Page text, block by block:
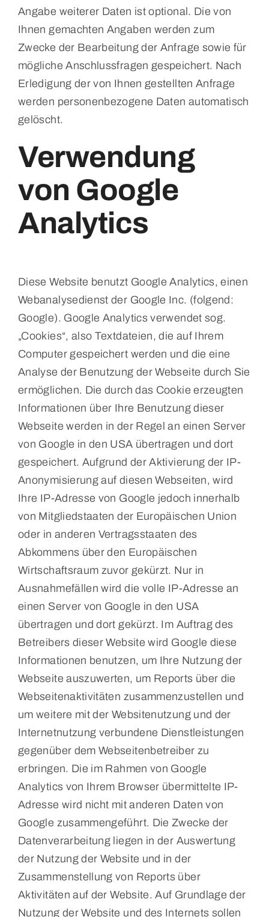
Angabe weiterer Daten ist optional. Die von
Ihnen gemachten Angaben werden zum
Zwecke der Bearbeitung der Anfrage sowie für
mögliche Anschlussfragen gespeichert. Nach
Erledigung der von Ihnen gestellten Anfrage
werden personenbezogene Daten automatisch
gelöscht.
Verwendung
von Google
Analytics
Diese Website benutzt Google Analytics, einen
Webanalysedienst der Google Inc. (folgend:
Google). Google Analytics verwendet sog.
„Cookies“, also Textdateien, die auf Ihrem
Computer gespeichert werden und die eine
Analyse der Benutzung der Webseite durch Sie
ermöglichen. Die durch das Cookie erzeugten
Informationen über Ihre Benutzung dieser
Webseite werden in der Regel an einen Server
von Google in den USA übertragen und dort
gespeichert. Aufgrund der Aktivierung der IP-
Anonymisierung auf diesen Webseiten, wird
Ihre IP-Adresse von Google jedoch innerhalb
von Mitgliedstaaten der Europäischen Union
oder in anderen Vertragsstaaten des
Abkommens über den Europäischen
Wirtschaftsraum zuvor gekürzt. Nur in
Ausnahmefällen wird die volle IP-Adresse an
einen Server von Google in den USA
übertragen und dort gekürzt. Im Auftrag des
Betreibers dieser Website wird Google diese
Informationen benutzen, um Ihre Nutzung der
Webseite auszuwerten, um Reports über die
Webseitenaktivitäten zusammenzustellen und
um weitere mit der Websitenutzung und der
Internetnutzung verbundene Dienstleistungen
gegenüber dem Webseitenbetreiber zu
erbringen. Die im Rahmen von Google
Analytics von Ihrem Browser übermittelte IP-
Adresse wird nicht mit anderen Daten von
Google zusammengeführt. Die Zwecke der
Datenverarbeitung liegen in der Auswertung
der Nutzung der Website und in der
Zusammenstellung von Reports über
Aktivitäten auf der Website. Auf Grundlage der
Nutzung der Website und des Internets sollen